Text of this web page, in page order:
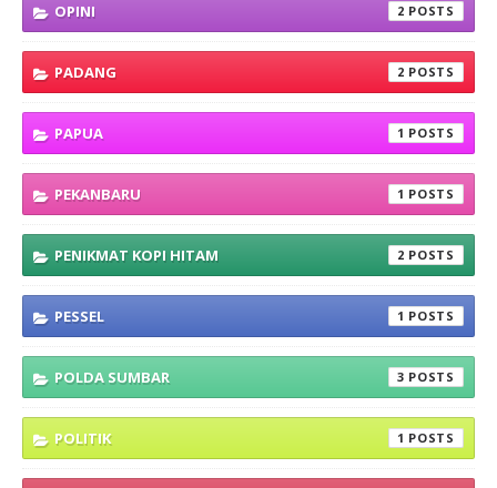
OPINI 2
PADANG 2
PAPUA 1
PEKANBARU 1
PENIKMAT KOPI HITAM 2
PESSEL 1
POLDA SUMBAR 3
POLITIK 1